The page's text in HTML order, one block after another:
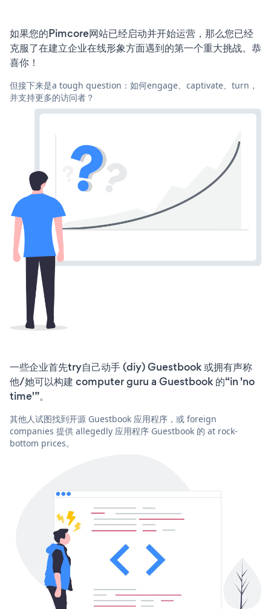
如果您的Pimcore网站已经启动并开始运营，那么您已经
克服了在建立企业在线形象方面遇到的第一个重大挑战。恭
喜你！
但接下来是a tough question：如何engage、captivate、turn，
并支持更多的访问者？
一些企业首先try自己动手 (diy) Guestbook 或拥有声称
他/她可以构建 computer guru a Guestbook 的“in 'no
time'”。
其他人试图找到开源 Guestbook 应用程序，或 foreign
companies 提供 allegedly 应用程序 Guestbook 的 at rock-
bottom prices。